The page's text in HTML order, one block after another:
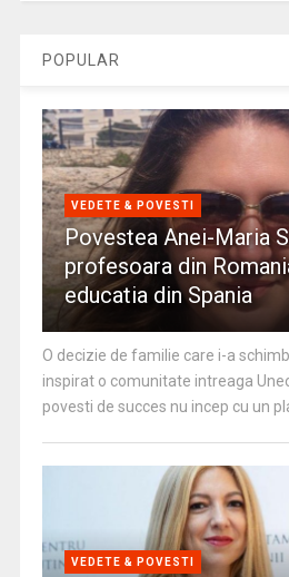
POPULAR
VEDETE & POVESTI
Povestea Anei-Maria
profesoara din
educatia din Spania
O decizie de familie care i-a
inspirat o comunitate intreaga
povesti de succes nu incep cu un
VEDETE & POVESTI